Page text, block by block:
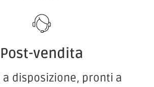
Post-vendita
a disposizione, pronti a